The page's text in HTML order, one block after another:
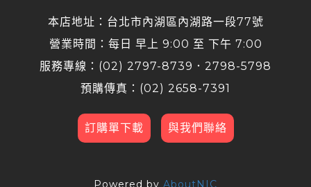
本店地址：台北市內湖區內湖路一段77號
營業時間：每日 早上 9:00 至 下午 7:00
服務專線：(02) 2797-8739．2798-5798
預購傳真：(02) 2658-7391
訂購單下載 與我們聯絡
Powered by AboutNIC